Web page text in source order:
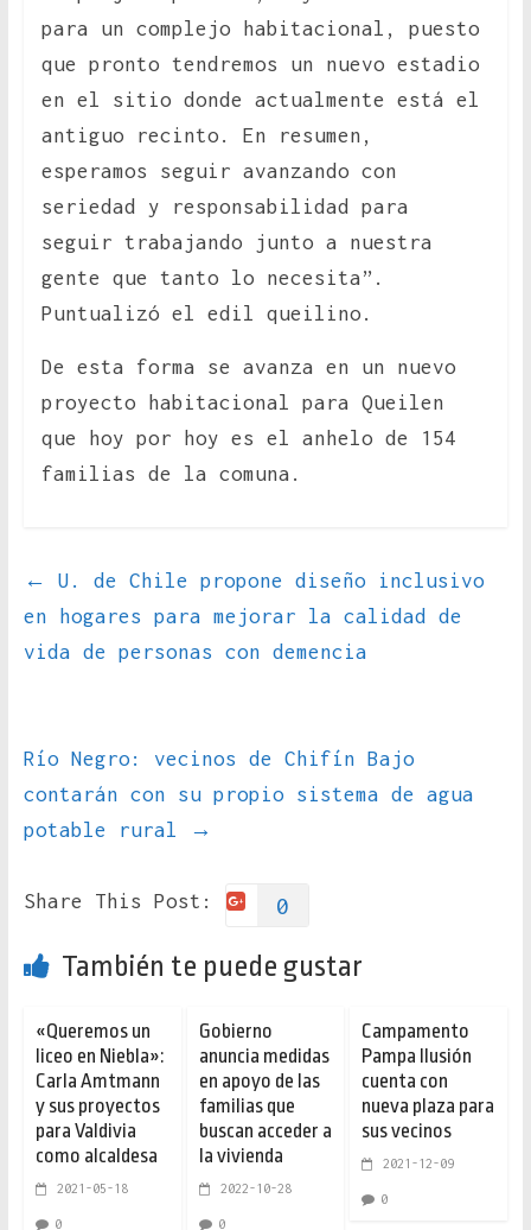
para un complejo habitacional, puesto
que pronto tendremos un nuevo estadio
en el sitio donde actualmente está el
antiguo recinto. En resumen,
esperamos seguir avanzando con
seriedad y responsabilidad para
seguir trabajando junto a nuestra
gente que tanto lo necesita”.
Puntualizó el edil queilino.
De esta forma se avanza en un nuevo
proyecto habitacional para Queilen
que hoy por hoy es el anhelo de 154
familias de la comuna.
←
U. de Chile propone diseño inclusivo
en hogares para mejorar la calidad de
vida de personas con demencia
Río Negro: vecinos de Chifín Bajo
contarán con su propio sistema de agua
potable rural
→
Share This Post: 0
También te puede gustar
«Queremos un
liceo en Niebla»:
Carla Amtmann
y sus proyectos
para Valdivia
como alcaldesa
2021-05-18
0
Gobierno
anuncia medidas
en apoyo de las
familias que
buscan acceder a
la vivienda
2022-10-28
0
Campamento
Pampa Ilusión
cuenta con
nueva plaza para
sus vecinos
2021-12-09
0